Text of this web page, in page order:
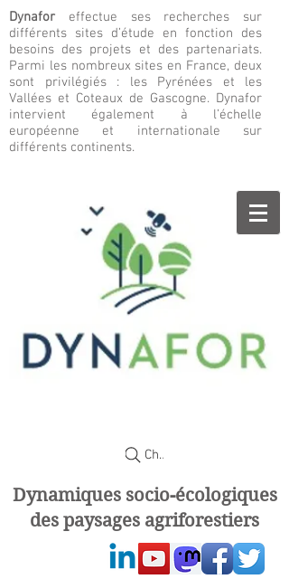
Dynafor effectue ses recherches sur
différents sites d’étude en fonction des
besoins des projets et des partenariats.
Parmi les nombreux sites en France, deux
sont privilégiés : les Pyrénées et les
Vallées et Coteaux de Gascogne. Dynafor
intervient également à l’échelle
européenne et internationale sur
différents continents.
Chercher
Dynamiques socio-écologiques
des paysages agriforestiers